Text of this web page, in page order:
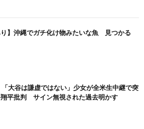
り】沖縄でガチ化け物みたいな魚 見つかる
「大谷は謙虚ではない」少女が全米生中継で突
平批判 サイン無視された過去明かす